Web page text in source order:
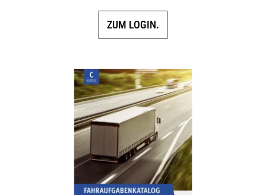
ZUM LOGIN.